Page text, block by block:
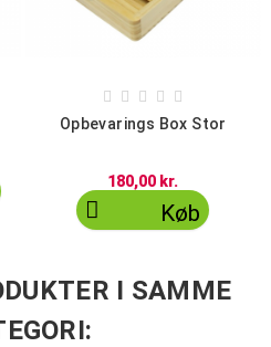
    
Opbevarings Box Stor
180,00 kr.
 Køb
I SAMME